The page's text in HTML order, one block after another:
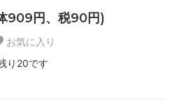
909円、税90円)
お気に入り
り20です